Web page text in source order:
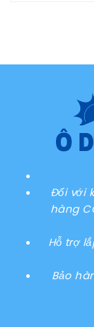
Đối với
hàng
Hỗ trợ
Bảo